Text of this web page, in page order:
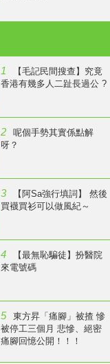
1
【毛記民間搜查】究竟
香港有幾多人二趾長過公 ?
2
呢個手勢其實係點解
呀？
3
【阿Sa強行填詞】 然後
買襪買衫可以做風紀～
4
【最無恥騙徒】扮醫院
來電號碼
5
東方昇「痛腳」被揸 慘
被停工三個月 悲慘、絕密
痛腳回憶公開！！！